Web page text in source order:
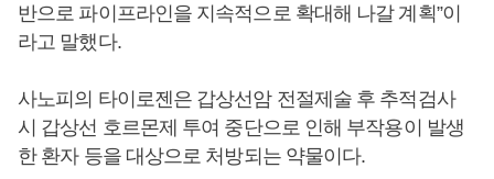
반으로 파이프라인을 지속적으로 확대해 나갈 계획”이
라고 말했다.
사노피의 타이로젠은 갑상선암 전절제술 후 추적검사
시 갑상선 호르몬제 투여 중단으로 인해 부작용이 발생
한 환자 등을 대상으로 처방되는 약물이다.